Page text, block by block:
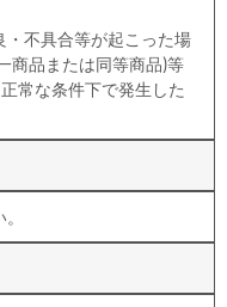
・不具合等が起こった場
商品または同等商品)等
常な条件下で発生した